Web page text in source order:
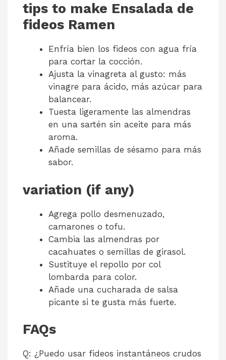
tips to make Ensalada de
fideos Ramen
Enfría bien los fideos con agua fría
para cortar la cocción.
Ajusta la vinagreta al gusto: más
vinagre para ácido, más azúcar para
balancear.
Tuesta ligeramente las almendras
en una sartén sin aceite para más
aroma.
Añade semillas de sésamo para más
sabor.
variation (if any)
Agrega pollo desmenuzado,
camarones o tofu.
Cambia las almendras por
cacahuates o semillas de girasol.
Sustituye el repollo por col
lombarda para color.
Añade una cucharada de salsa
picante si te gusta más fuerte.
FAQs
Q: ¿Puedo usar fideos instantáneos crudos